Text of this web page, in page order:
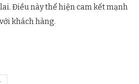
Điều này thể hiện cam kết mạnh
khách hàng.